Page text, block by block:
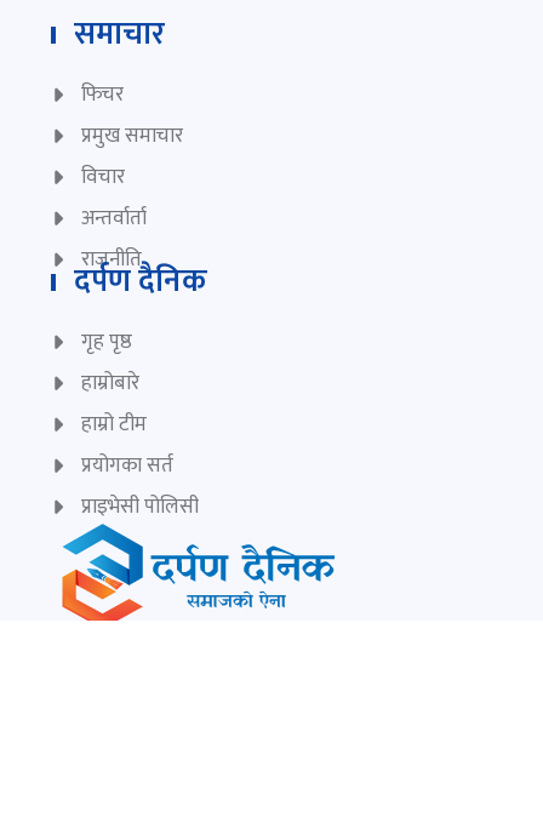
समाचार
फिचर
प्रमुख समाचार
विचार
अन्तर्वार्ता
राजनीति
दर्पण दैनिक
गृह पृष्ठ
हाम्रोबारे
हाम्रो टीम
प्रयोगका सर्त
प्राइभेसी पोलिसी